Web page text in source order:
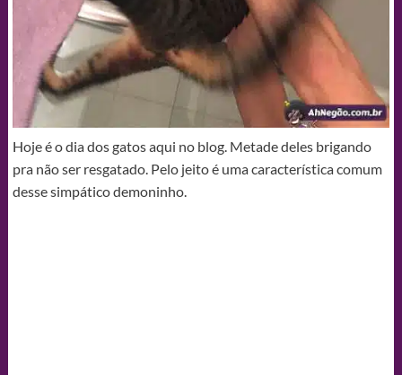
Hoje é o dia dos gatos aqui no blog. Metade deles brigando
pra não ser resgatado. Pelo jeito é uma característica comum
desse simpático demoninho.